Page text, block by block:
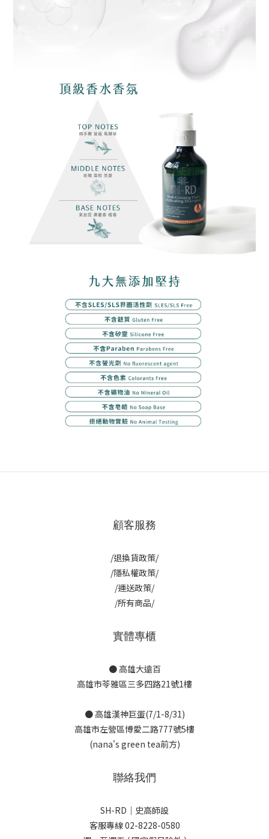
顧客服務
/退換貨政策/
/隱私權政策/
/運送政策/
/所有商品/
實體專櫃
● 高雄大遠百
高雄市苓雅區三多四路21號1樓
● 高雄漢神巨蛋(7/1-8/31)
高雄市左營區博愛二路777號5樓
(nana's green tea前方)
聯絡我們
SH-RD｜史高師設
客服專線 02-8228-0580